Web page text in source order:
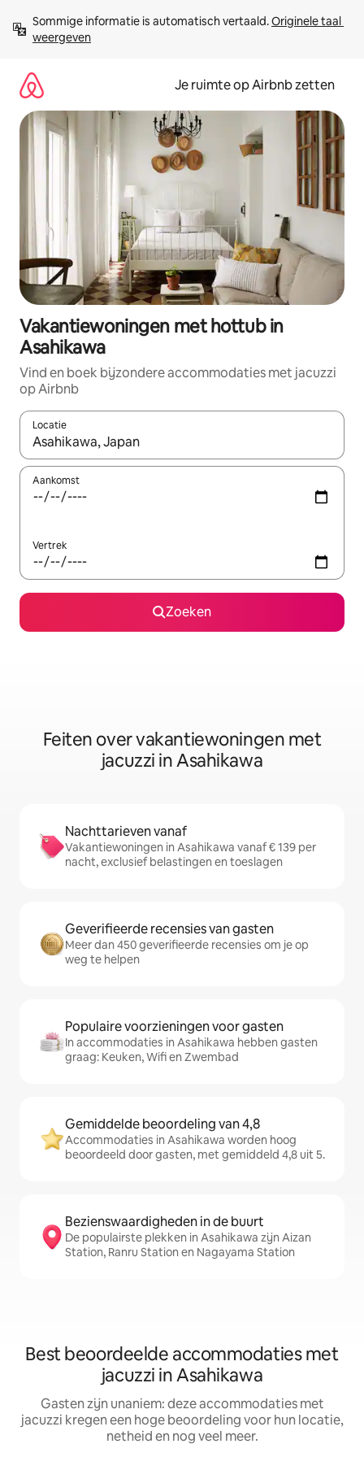
direct
naar
Sommige informatie is automatisch vertaald. Originele taal
weergeven
Je ruimte op Airbnb zetten
Vakantiewoningen met hottub in
Asahikawa
Vind en boek bijzondere accommodaties met jacuzzi
op Airbnb
Locatie
Wanneer er suggesties beschikbaar zijn, maak je een keuze
Aankomst
Vertrek
Zoeken
Feiten over vakantiewoningen met
jacuzzi in Asahikawa
Nachttarieven vanaf
Vakantiewoningen in Asahikawa vanaf € 139 per
nacht, exclusief belastingen en toeslagen
Geverifieerde recensies van gasten
Meer dan 450 geverifieerde recensies om je op
weg te helpen
Populaire voorzieningen voor gasten
In accommodaties in Asahikawa hebben gasten
graag: Keuken, Wifi en Zwembad
Gemiddelde beoordeling van 4,8
Accommodaties in Asahikawa worden hoog
beoordeeld door gasten, met gemiddeld 4,8 uit 5.
Bezienswaardigheden in de buurt
De populairste plekken in Asahikawa zijn Aizan
Station, Ranru Station en Nagayama Station
Best beoordeelde accommodaties met
jacuzzi in Asahikawa
Gasten zijn unaniem: deze accommodaties met
jacuzzi kregen een hoge beoordeling voor hun locatie,
netheid en nog veel meer.